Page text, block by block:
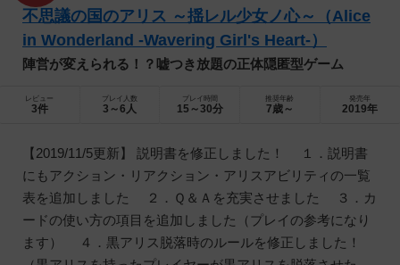
不思議の国のアリス ～揺レル少女ノ心～（Alice
in Wonderland -Wavering Girl's Heart-）
陣営が変えられる！？嘘つき放題の正体隠匿型ゲーム
レビュー
3件
プレイ人数
3～6人
プレイ時間
15～30分
推奨年齢
7歳～
発売年
2019年
【2019/11/5更新】 説明書を修正しました！ １．説明書
にもアクション・リアクション・アリスアビリティの一覧
表を追加しました ２．Ｑ＆Ａを充実させました ３．カ
ードの使い方の項目を追加しました（プレイの参考になり
ます） ４．黒アリス脱落時のルールを修正しました！